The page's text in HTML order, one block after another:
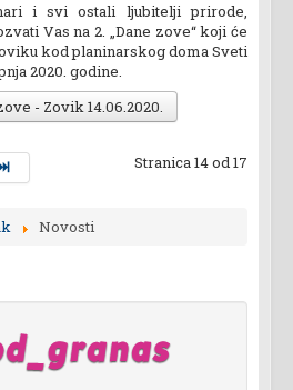
i svi ostali ljubitelji prirode,
Vas na 2. „Dane zove“ koji će
kod planinarskog doma Sveti
2020. godine.
- Zovik 14.06.2020.
Stranica 14 od 17
Novosti